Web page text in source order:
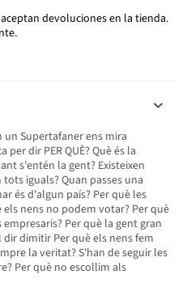
devoluciones en la tienda.
Supertafaner ens mira
dir PER QUÈ? Què és la
s'entén la gent? Existeixen
iguals? Quan passes una
és d'algun país? Per què les
nens no podem votar? Per què
Per què la gent gran
dimitir Per què els nens fem
la veritat? S'han de seguir les
Per què no escollim als